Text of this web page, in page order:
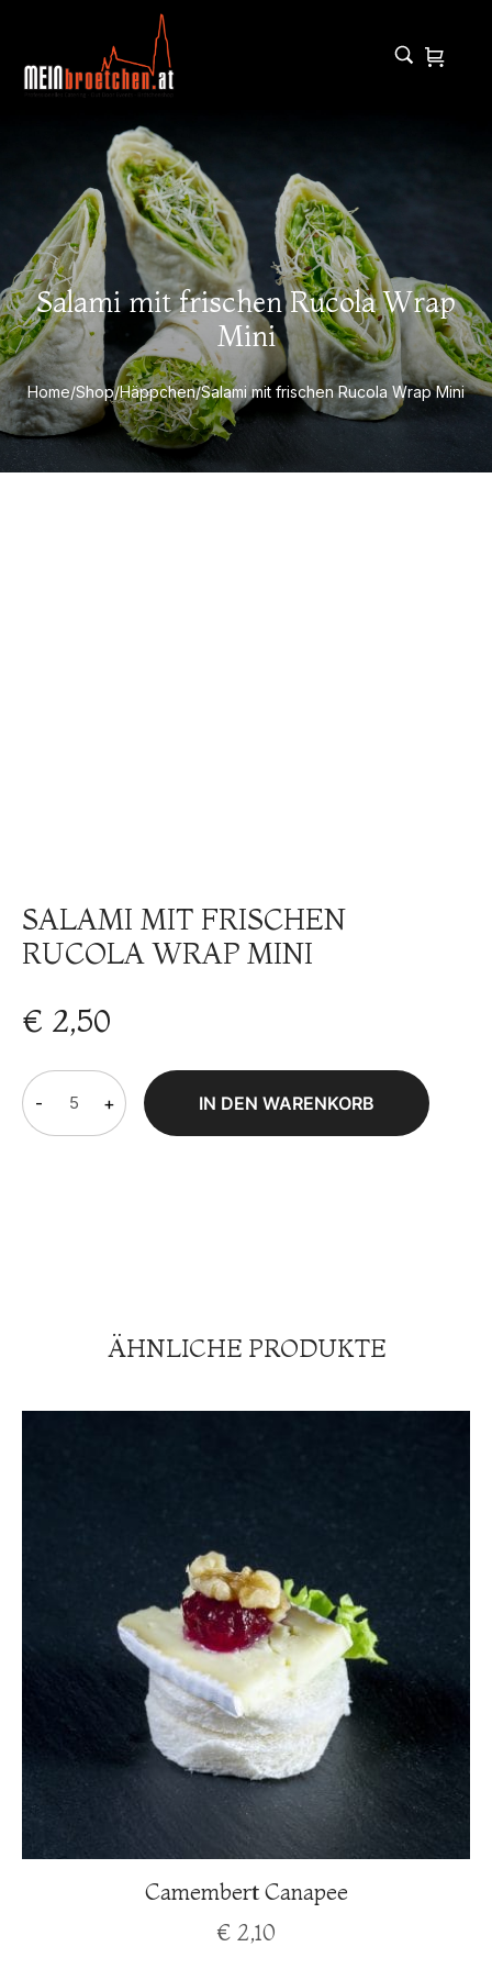
Salami mit frischen Rucola Wrap
Mini
Home/Shop/Häppchen/Salami mit frischen Rucola Wrap Mini
SALAMI MIT FRISCHEN
RUCOLA WRAP MINI
€ 2,50
- + IN DEN WARENKORB
ÄHNLICHE PRODUKTE
Camembert Canapee
€ 2,10